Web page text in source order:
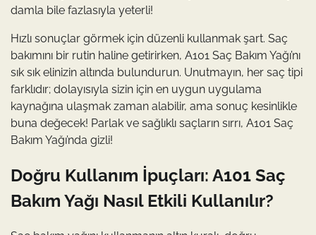
damla bile fazlasıyla yeterli!
Hızlı sonuçlar görmek için düzenli kullanmak şart. Saç
bakımını bir rutin haline getirirken, A101 Saç Bakım Yağı’nı
sık sık elinizin altında bulundurun. Unutmayın, her saç tipi
farklıdır; dolayısıyla sizin için en uygun uygulama
kaynağına ulaşmak zaman alabilir, ama sonuç kesinlikle
buna değecek! Parlak ve sağlıklı saçların sırrı, A101 Saç
Bakım Yağı’nda gizli!
Doğru Kullanım İpuçları: A101 Saç
Bakım Yağı Nasıl Etkili Kullanılır?